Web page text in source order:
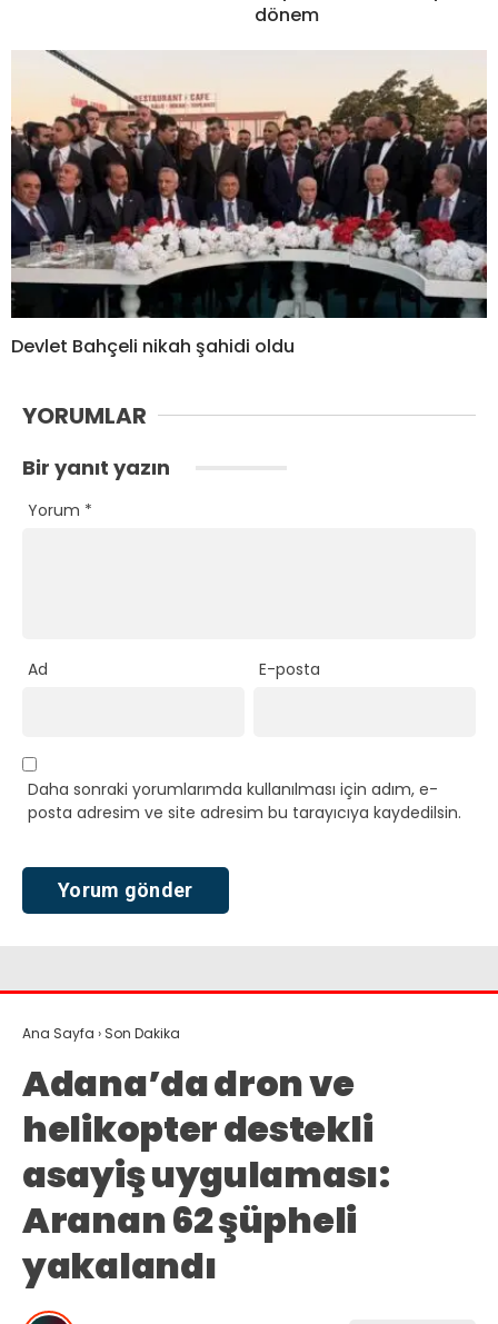
dönem
Devlet Bahçeli nikah şahidi oldu
YORUMLAR
Bir yanıt yazın
Yorum *
Ad E-posta
Daha sonraki yorumlarımda kullanılması için adım, e-
posta adresim ve site adresim bu tarayıcıya kaydedilsin.
Ana Sayfa › Son Dakika
Adana’da dron ve
helikopter destekli
asayiş uygulaması:
Aranan 62 şüpheli
yakalandı